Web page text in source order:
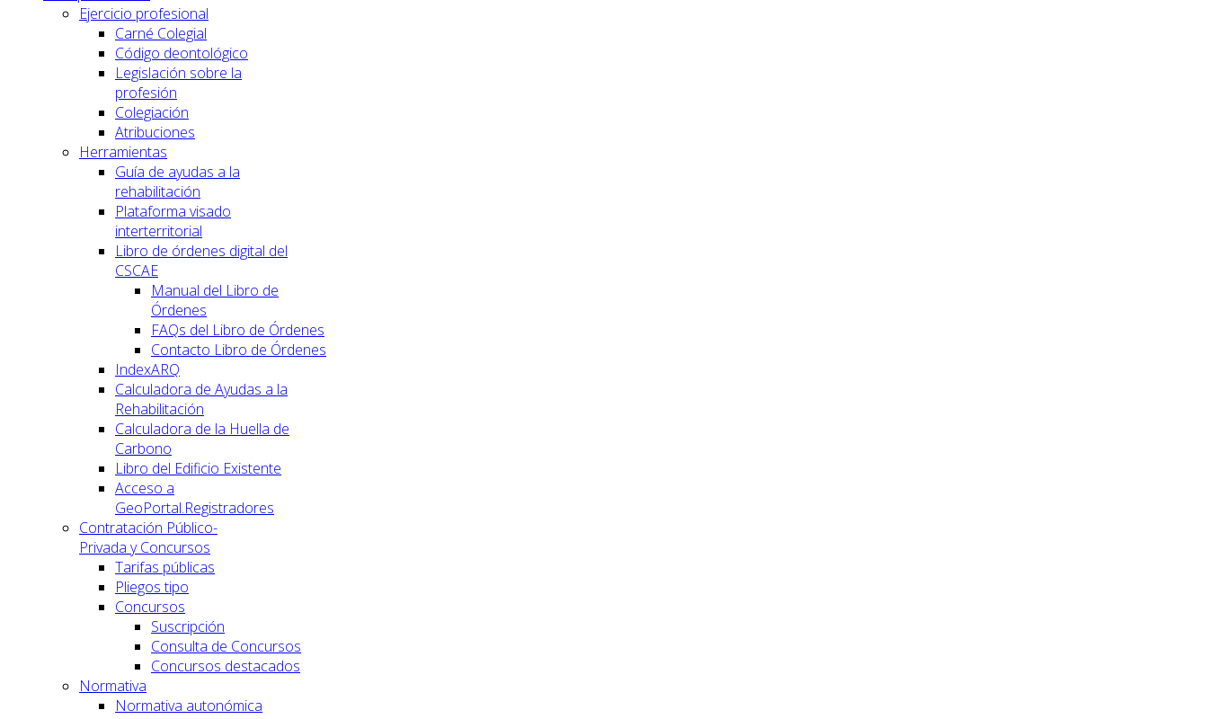
Ejercicio profesional
Carné Colegial
Código deontológico
Legislación sobre la
profesión
Colegiación
Atribuciones
Herramientas
Guía de ayudas a la
rehabilitación
Plataforma visado
interterritorial
Libro de órdenes digital del
CSCAE
Manual del Libro de
Órdenes
FAQs del Libro de Órdenes
Contacto Libro de Órdenes
IndexARQ
Calculadora de Ayudas a la
Rehabilitación
Calculadora de la Huella de
Carbono
Libro del Edificio Existente
Acceso a
GeoPortal.Registradores
Contratación Público-
Privada y Concursos
Tarifas públicas
Pliegos tipo
Concursos
Suscripción
Consulta de Concursos
Concursos destacados
Normativa
Normativa autonómica